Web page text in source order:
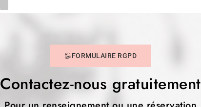
FORMULAIRE RGPD
Contactez-nous gratuitement